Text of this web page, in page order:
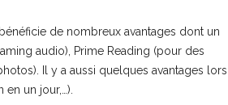
de nombreux avantages dont un
audio), Prime Reading (pour des
Il y a aussi quelques avantages lors
un jour,…).